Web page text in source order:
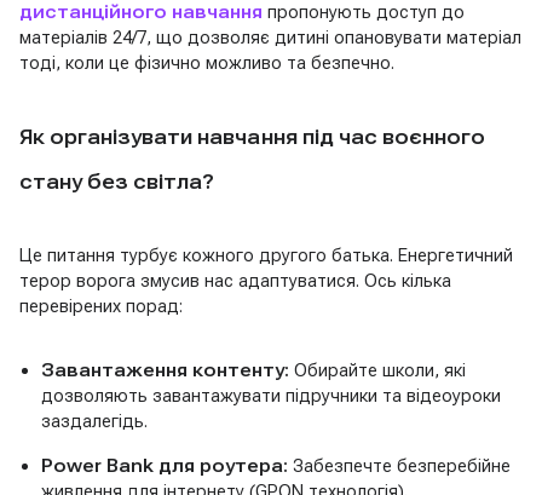
дистанційного навчання пропонують доступ до
матеріалів 24/7, що дозволяє дитині опановувати матеріал
тоді, коли це фізично можливо та безпечно.
Як організувати навчання під час воєнного
стану без світла?
Це питання турбує кожного другого батька. Енергетичний
терор ворога змусив нас адаптуватися. Ось кілька
перевірених порад:
Завантаження контенту: Обирайте школи, які
дозволяють завантажувати підручники та відеоуроки
заздалегідь.
Power Bank для роутера: Забезпечте безперебійне